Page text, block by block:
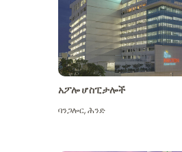
አፖሎ ሆስፒታሎች
ባንጋሎር,ሕንድ